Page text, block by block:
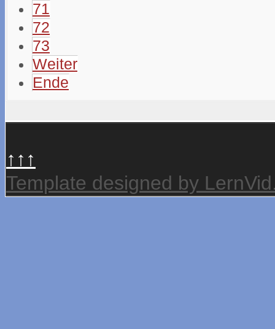
71
72
73
Weiter
Ende
↑↑↑
Template designed by